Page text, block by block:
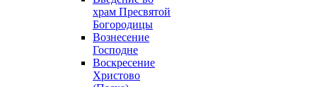
храм Пресвятой
Богородицы
Вознесение
Господне
Воскресение
Христово